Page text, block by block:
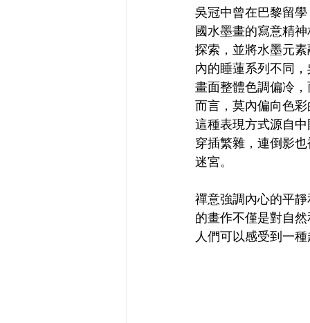
吳冠中曾在巴黎留
國水墨畫的寫意精
探索，並將水墨元
內的睡蓮系列不同
畫面整體色調偏冷
而言，莫內偏向色
這種表現方式源自
穿插繁雜，連倒影
迷宮。
禪意強調內心的平
的畫作不僅是對自
人們可以感受到一